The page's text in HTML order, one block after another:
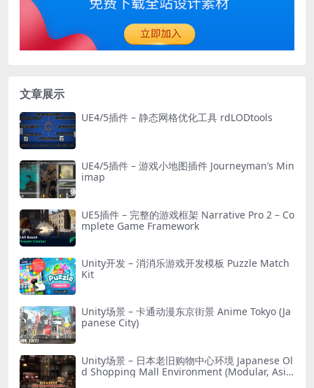
文章展示
UE4/5插件 – 静态网格优化工具 rdLODtools
UE4/5插件 – 游戏小地图插件 Journeyman’s Min
imap
UE5插件 – 完整的游戏框架 Narrative Pro 2 – Co
mplete Game Framework
Unity开发 – 消消乐游戏开发模板 Puzzle Match
Kit
Unity场景 – 卡通动漫东京街景 Anime Tokyo (Ja
panese City)
Unity场景 – 日本老旧购物中心环境 Japanese Ol
d Shopping Mall Environment (Modular, Asia